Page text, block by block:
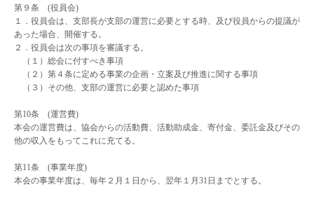
第９条 (役員会)
１．役員会は、支部長が支部の運営に必要とする時、及び役員からの提議が
あった場合、開催する。
２．役員会は次の事項を審議する。
（１）総会に付すべき事項
（２）第４条に定める事業の企画・立案及び推進に関する事項
（３）その他、支部の運営に必要と認めた事項
第10条 (運営費)
本会の運営費は、協会からの活動費、活動助成金、寄付金、委託金及びその
他の収入をもってこれに充てる。
第11条 (事業年度)
本会の事業年度は、毎年２月１日から、翌年１月31日までとする。